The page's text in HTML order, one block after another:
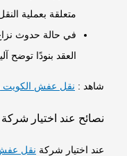
متعلقة بعملية النقل،
في حالة حدوث نزاع
العقد بنودًا توضح
شاهد :نقل عفش الكويت
نصائح عند اختيار شركة
عند اختيار شركة نقل عفش